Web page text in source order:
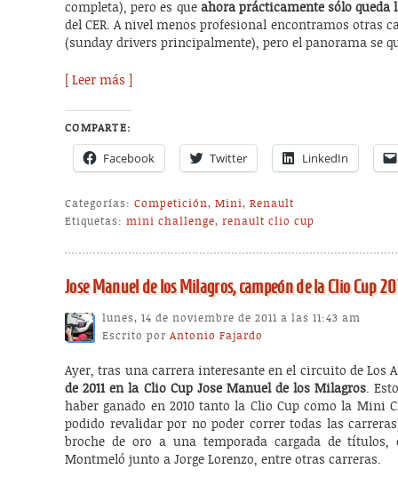
completa), pero es que ahora prácticamente sólo queda
del CER. A nivel menos profesional encontramos otras
(sunday drivers principalmente), pero el panorama se
[ Leer más ]
COMPARTE:
Facebook Twitter LinkedIn
Categorías: Competición,Mini,Renault
Etiquetas: mini challenge,renault clio cup
Jose Manuel de los Milagros, campeón de la Clio Cup
lunes, 14 de noviembre de 2011 a las 11:43 am
Escrito porAntonio Fajardo
Ayer, tras una carrera interesante en el circuito de Los
de 2011 en la Clio Cup Jose Manuel de los Milagros.
haber ganado en 2010 tanto la Clio Cup como la Mini
podido revalidar por no poder correr todas las
broche de oro a una temporada cargada de
Montmeló junto a Jorge Lorenzo, entre otras carreras.